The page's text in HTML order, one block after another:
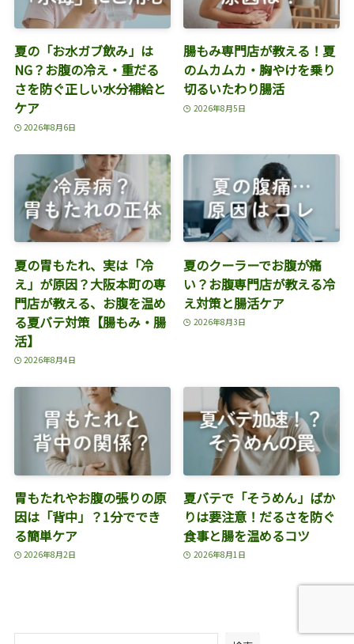
夏の「お水ガブ飲み」は
NG？お腹の冷え・重だる
さを防ぐ正しい水分補給と
ケア
2026年8月6日
腸もみ専門店が教える！夏
のムカムカ・胸やけを乗り
切るいたわり腸活
2026年8月5日
夏の胃もたれ、実は「冷
え」が原因？大阪本町の専
門店が教える、お腹を温め
る夏バテ対策【腸もみ・腸
活】
2026年8月4日
夏のクーラーでお腹が痛
い？お腹専門店が教える冷
え対策と腸活ケア
2026年8月3日
胃もたれやお腹の張りの原
因は「背中」？1分ででき
る簡単ケア
2026年8月2日
夏バテで「そうめん」ばか
りは要注意！だるさを防ぐ
食事と腸を温めるコツ
2026年8月1日